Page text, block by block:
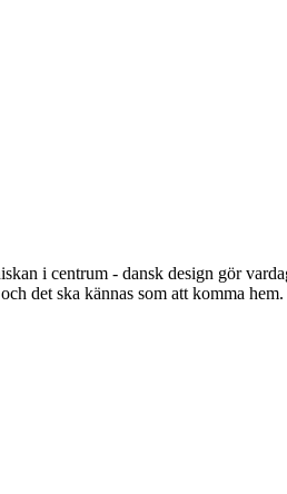
i centrum - dansk design gör
det ska kännas som att komma hem.